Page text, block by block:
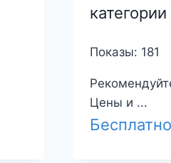
Показы: 181
Цены и ...
Бесплатно